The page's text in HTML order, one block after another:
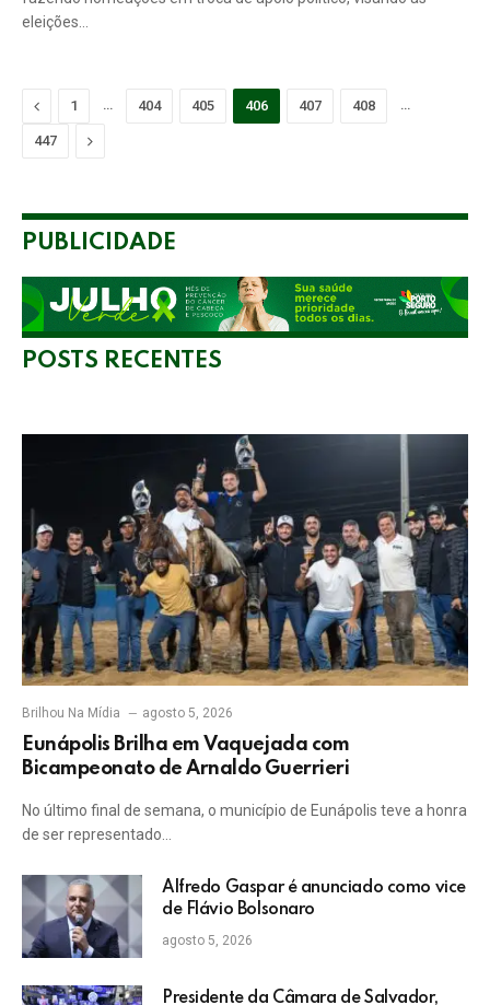
eleições…
Previous
1 … 404 405 406 407 408 …
447 Next
PUBLICIDADE
POSTS RECENTES
Brilhou Na Mídia agosto 5, 2026
Eunápolis Brilha em Vaquejada com
Bicampeonato de Arnaldo Guerrieri
No último final de semana, o município de Eunápolis teve a honra
de ser representado…
Alfredo Gaspar é anunciado como vice
de Flávio Bolsonaro
agosto 5, 2026
Presidente da Câmara de Salvador,